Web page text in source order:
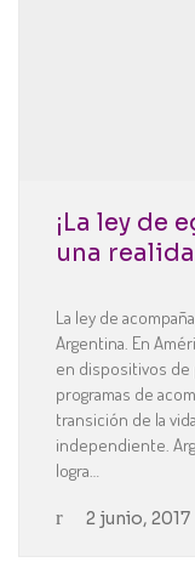
¡La ley de
una
La ley de
Argentina. En
en dispositivos
programas de
transición de la
independiente.
logra…
2 junio, 2017